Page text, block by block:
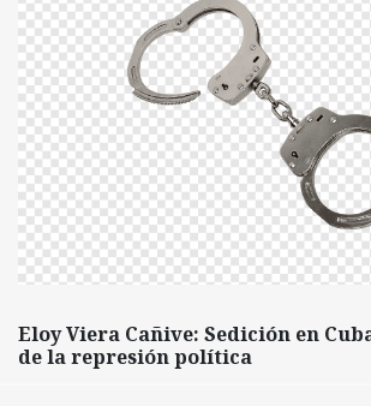
Eloy Viera Cañive: Sedición en
de la represión política